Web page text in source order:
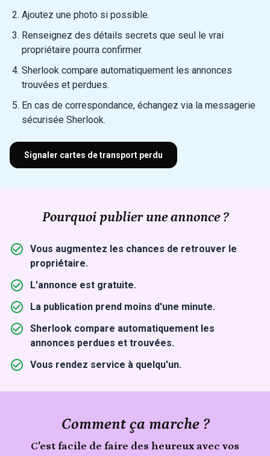
Ajoutez une photo si possible.
Renseignez des détails secrets que seul le vrai
propriétaire pourra confirmer.
Sherlook compare automatiquement les annonces
trouvées et perdues.
En cas de correspondance, échangez via la messagerie
sécurisée Sherlook.
Signaler cartes de transport perdu
Pourquoi publier une annonce ?
Vous augmentez les chances de retrouver le
propriétaire.
L'annonce est gratuite.
La publication prend moins d'une minute.
Sherlook compare automatiquement les
annonces perdues et trouvées.
Vous rendez service à quelqu'un.
Comment ça marche ?
C'est facile de faire des heureux avec vos